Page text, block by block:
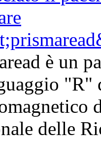
è un
"R"
delle